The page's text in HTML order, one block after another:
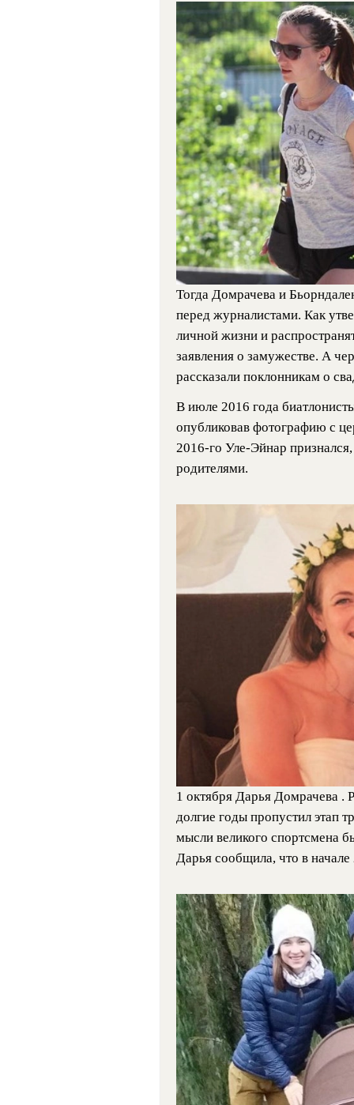
Тогда Домрачева и
перед журналистами. Как
личной жизни и
заявления о замужестве. А
рассказали поклонникам о
В июле 2016 года
опубликовав фотографию с
2016-го Уле-Эйнар
родителями.
1 октября Дарья Домрачева .
долгие годы пропустил этап
мысли великого спортсмена
Дарья сообщила, что в